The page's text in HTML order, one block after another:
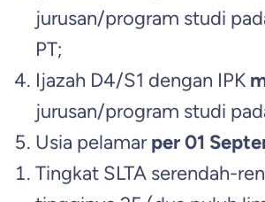
jurusan/program studi
PT;
Ijazah D4/S1 dengan IPK
jurusan/program studi
Usia pelamarper 01
Tingkat SLTA serendah-